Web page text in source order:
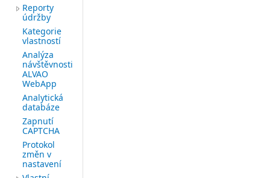
Reporty
údržby
Kategorie
vlastností
Analýza
návštěvnosti
ALVAO
WebApp
Analytická
databáze
Zapnutí
CAPTCHA
Protokol
změn v
nastavení